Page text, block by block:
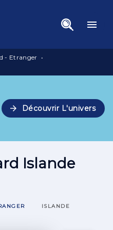
menu
- Etranger •
arrow_forward Découvrir L'univers
Islande
ISLANDE